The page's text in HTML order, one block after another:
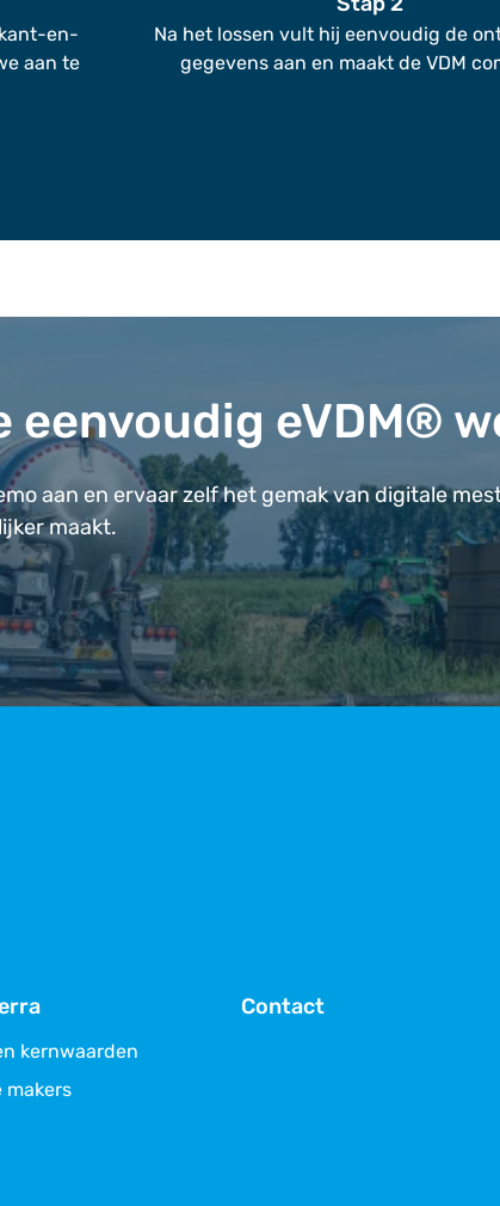
en-
aan te
Na het lossen vult hij eenvoudig de
gegevens aan en maakt de VDM
eenvoudig eVDM®
aan en ervaar zelf het gemak van digitale
maakt.
kernwaarden
makers
Contact